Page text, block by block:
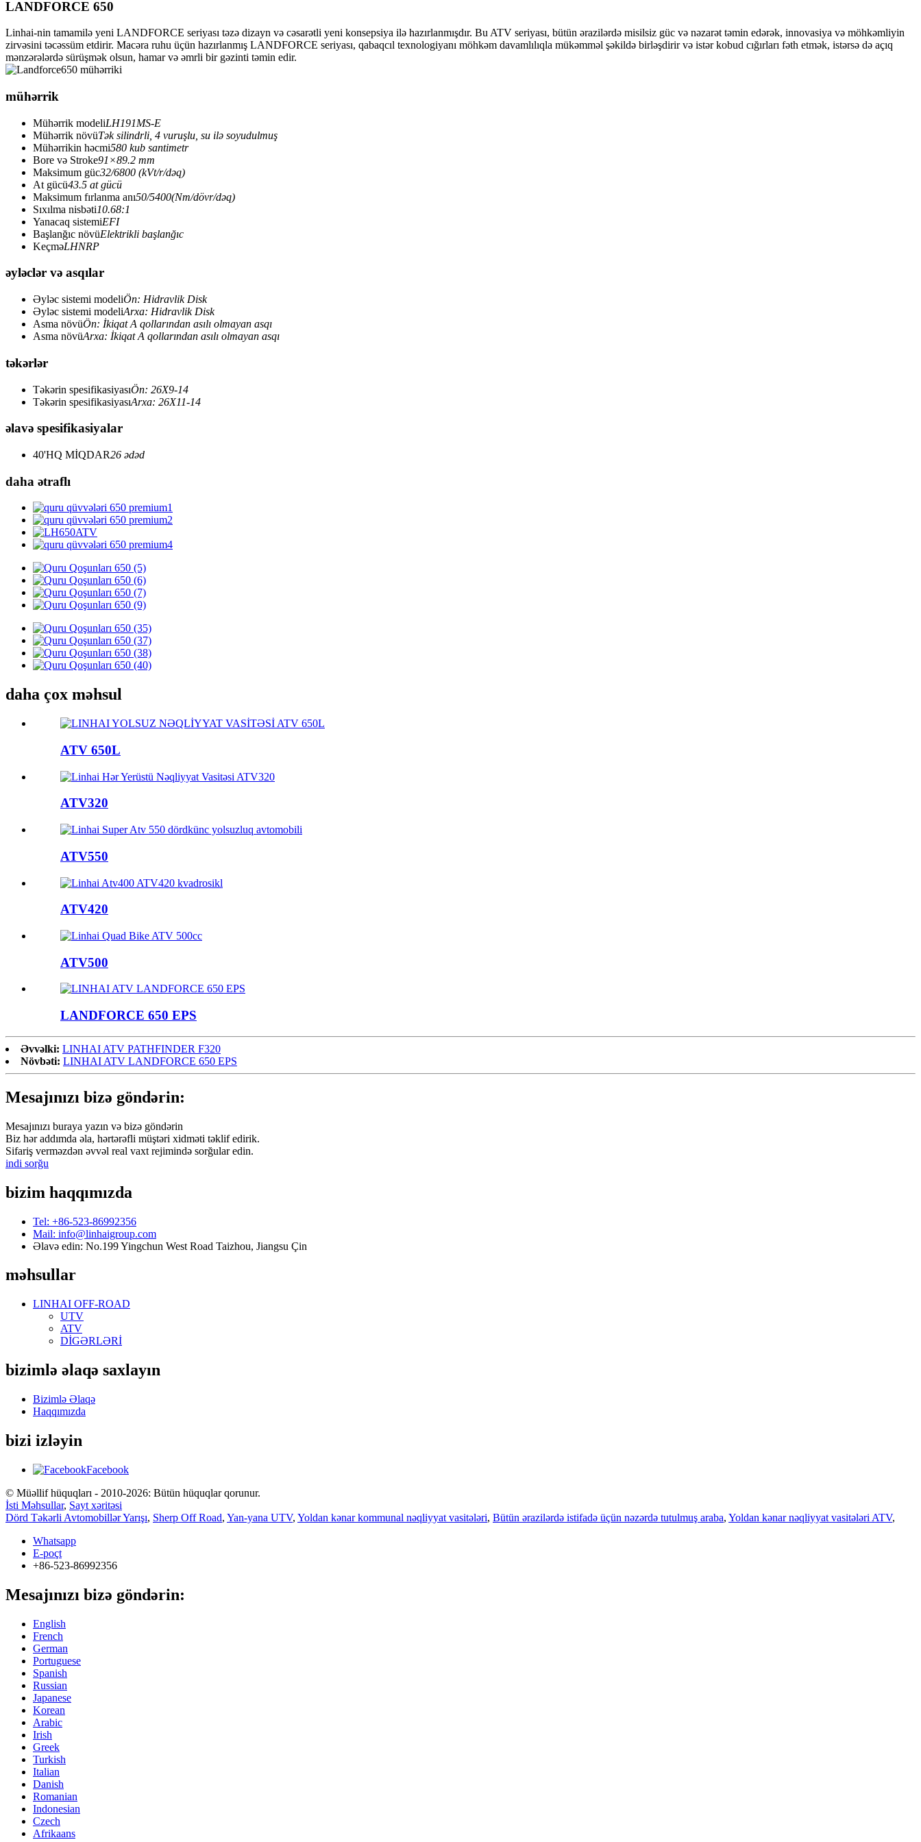
LANDFORCE 650
Linhai-nin tamamilə yeni LANDFORCE seriyası təzə dizayn və cəsarətli yeni konsepsiya ilə hazırlanmışdır. Bu ATV seriyası, bütün ərazilərdə misilsiz güc və nəzarət təmin edərək, innovasiya və möhkəmliyin
zirvəsini təcəssüm etdirir. Macəra ruhu üçün hazırlanmış LANDFORCE seriyası, qabaqcıl texnologiyanı möhkəm davamlılıqla mükəmməl şəkildə birləşdirir və istər kobud cığırları fəth etmək, istərsə də açıq
mənzərələrdə sürüşmək olsun, hamar və əmrli bir gəzinti təmin edir.
mühərrik
Mühərrik modeliLH191MS-E
Mühərrik növüTək silindrli, 4 vuruşlu, su ilə soyudulmuş
Mühərrikin həcmi580 kub santimetr
Bore və Stroke91×89.2 mm
Maksimum güc32/6800 (kVt/r/dəq)
At gücü43.5 at gücü
Maksimum fırlanma anı50/5400(Nm/dövr/dəq)
Sıxılma nisbəti10.68:1
Yanacaq sistemiEFI
Başlanğıc növüElektrikli başlanğıc
KeçməLHNRP
əyləclər və asqılar
Əyləc sistemi modeliÖn: Hidravlik Disk
Əyləc sistemi modeliArxa: Hidravlik Disk
Asma növüÖn: İkiqat A qollarından asılı olmayan asqı
Asma növüArxa: İkiqat A qollarından asılı olmayan asqı
təkərlər
Təkərin spesifikasiyasıÖn: 26X9-14
Təkərin spesifikasiyasıArxa: 26X11-14
əlavə spesifikasiyalar
40'HQ MİQDAR26 ədəd
daha ətraflı
daha çox məhsul
ATV 650L
ATV320
ATV550
ATV420
ATV500
LANDFORCE 650 EPS
Əvvəlki: LINHAI ATV PATHFINDER F320
Növbəti: LINHAI ATV LANDFORCE 650 EPS
Mesajınızı bizə göndərin:
Mesajınızı buraya yazın və bizə göndərin
Biz hər addımda əla, hərtərəfli müştəri xidməti təklif edirik.
Sifariş verməzdən əvvəl real vaxt rejimində sorğular edin.
indi sorğu
bizim haqqımızda
Tel: +86-523-86992356
Mail: info@linhaigroup.com
Əlavə edin: No.199 Yingchun West Road Taizhou, Jiangsu Çin
məhsullar
LINHAI OFF-ROAD
UTV
ATV
DİGƏRLƏRİ
bizimlə əlaqə saxlayın
Bizimlə Əlaqə
Haqqımızda
bizi izləyin
Facebook
© Müəllif hüquqları - 2010-2026: Bütün hüquqlar qorunur.
İsti Məhsullar, Sayt xəritəsi
Dörd Təkərli Avtomobillər Yarışı, Sherp Off Road, Yan-yana UTV, Yoldan kənar kommunal nəqliyyat vasitələri, Bütün ərazilərdə istifadə üçün nəzərdə tutulmuş araba, Yoldan kənar nəqliyyat vasitələri ATV,
Whatsapp
E-poçt
+86-523-86992356
Mesajınızı bizə göndərin:
English
French
German
Portuguese
Spanish
Russian
Japanese
Korean
Arabic
Irish
Greek
Turkish
Italian
Danish
Romanian
Indonesian
Czech
Afrikaans